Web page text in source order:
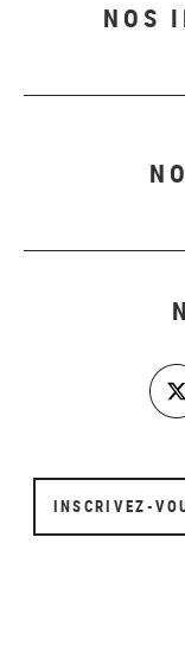
NOS
INSCRIVEZ-